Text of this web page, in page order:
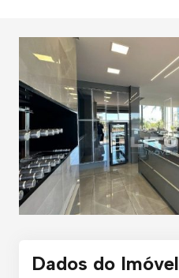
Dados do Imóvel